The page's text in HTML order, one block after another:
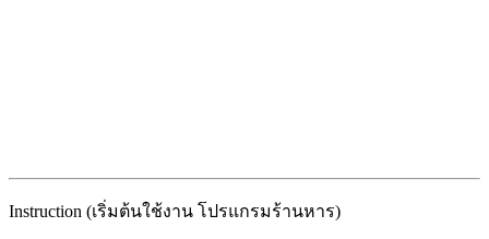
Instruction (เริ่มต้นใช้งาน โปรแกรมร้านหาร)